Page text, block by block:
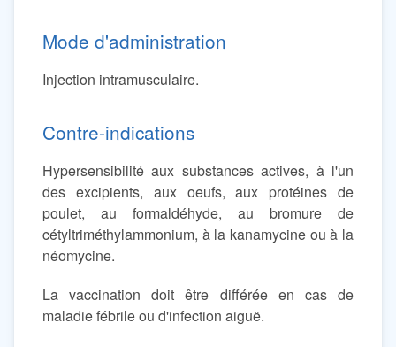
Mode d'administration
Injection intramusculaire.
Contre-indications
Hypersensibilité aux substances actives, à l'un
des excipients, aux oeufs, aux protéines de
poulet, au formaldéhyde, au bromure de
cétyltriméthylammonium, à la kanamycine ou à la
néomycine.
La vaccination doit être différée en cas de
maladie fébrile ou d'infection aiguë.